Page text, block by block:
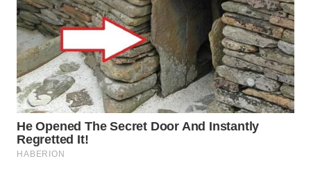
MASYARAKAT
KELISTRIKAN
WALINKI
ID
MAWAKA
ID
MARTABAT